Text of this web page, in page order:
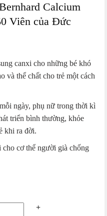
Calcium
Viên của Đức
canxi cho những bé khó
và thể chất cho trẻ một cách
ngày, phụ nữ trong thời kì
triển bình thường, khỏe
khi ra đời.
cho cơ thể người già chống